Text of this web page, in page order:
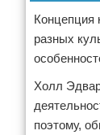
Концепция
разных
Холл
поэтому,